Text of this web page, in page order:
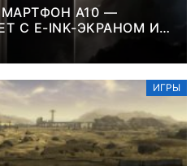
A10 —
С E-INK-ЭКРАНОМ И
ДЛЯ ЦВЕТНОГО
ИГРЫ